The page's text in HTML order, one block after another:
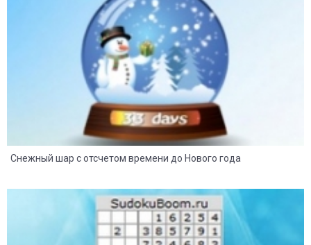
Снежный шар с отсчетом времени до Нового года